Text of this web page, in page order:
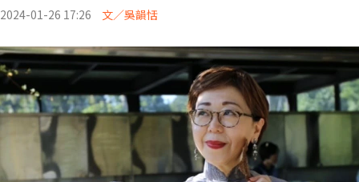
2024-01-26 17:26 文／吳韻恬